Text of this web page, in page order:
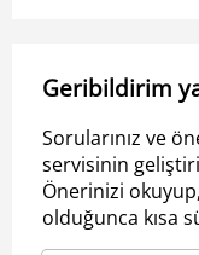
Geribildirim
Sorularınız ve
servisinin
Önerinizi
olduğunca kısa